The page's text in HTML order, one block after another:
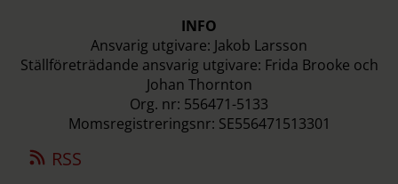
INFO
Ansvarig utgivare: Jakob Larsson
Ställföreträdande ansvarig utgivare: Frida Brooke och
Johan Thornton
Org. nr: 556471-5133
Momsregistreringsnr: SE556471513301
RSS